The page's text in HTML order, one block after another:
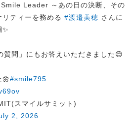
Leader ～あの日の決断、その
ティーを務める #渡邉美穂 さんに
質問」にもお答えいただきました😊
🌼#smile795
スマイルサミット)
2, 2026